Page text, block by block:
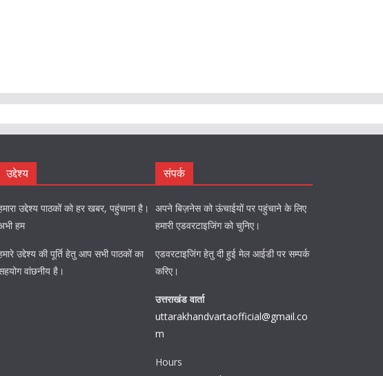
उद्देश्य
उद्देश्य पाठकों को हर खबर, पहुंचाना है।
हम
उद्देश्य की पूर्ति हेतु आप सभी पाठकों का
वांछनीय है।
संपर्क
अपने बिज़नेस को ऊंचाईयों पर पहुंचाने के लिए
हमारी एडवरटाइजिंग को चुनिए।
एडवरटाइजिंग हेतु दी हुई मेल आईडी पर सम्पर्क
करिए।
उत्तराखंड वार्ता
uttarakhandvartaofficial@gmail.co
m
Hours